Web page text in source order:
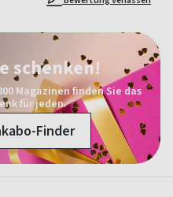
schenken!
Magazinen finden Sie das
für jeden.
Finder